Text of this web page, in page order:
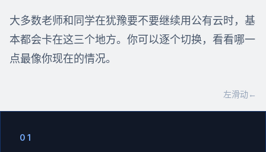
大多数老师和同学在犹豫要不要继续用公有云时，基
本都会卡在这三个地方。你可以逐个切换，看看哪一
点最像你现在的情况。
左滑动 ←
0 1